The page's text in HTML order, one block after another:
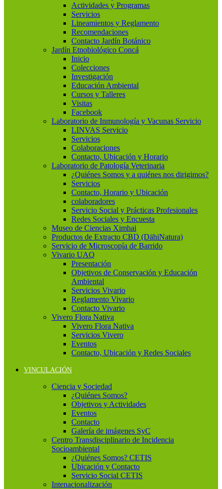
Actividades y Programas
Servicios
Lineamientos y Reglamento
Recomendaciones
Contacto Jardín Botánico
Jardín Etnobiológico Concá
Inicio
Colecciones
Investigación
Educación Ambiental
Cursos y Talleres
Visitas
Facebook
Laboratorio de Inmunología y Vacunas Servicio
LINVAS Servicio
Servicios
Colaboraciones
Contacto, Ubicación y Horario
Laboratorio de Patología Veterinaria
¿Quiénes Somos y a quiénes nos dirigimos?
Servicios
Contacto, Horario y Ubicación
colaboradores
Servicio Social y Prácticas Profesionales
Redes Sociales y Encuesta
Museo de Ciencias Ximhai
Productos de Extracto CBD (DähiNatura)
Servicio de Microscopía de Barrido
Vivario UAQ
Presentación
Objetivos de Conservación y Educación
Ambiental
Servicios Vivario
Reglamento Vivario
Contacto Vivario
Vivero Flora Nativa
Vivero Flora Nativa
Servicios Vivero
Eventos
Contacto, Ubicación y Redes Sociales
VINCULACIÓN
Ciencia y Sociedad
¿Quiénes Somos?
Objetivos y Actividades
Eventos
Contacto
Galería de imágenes SyC
Centro Transdisciplinario de Incidencia
Socioambiental
¿Quiénes Somos? CETIS
Ubicación y Contacto
Servicio Social CETIS
Intenacionalización